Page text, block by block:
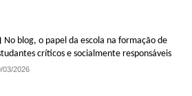
No blog, o papel da escola na formação de
críticos e socialmente responsáveis
03/2026